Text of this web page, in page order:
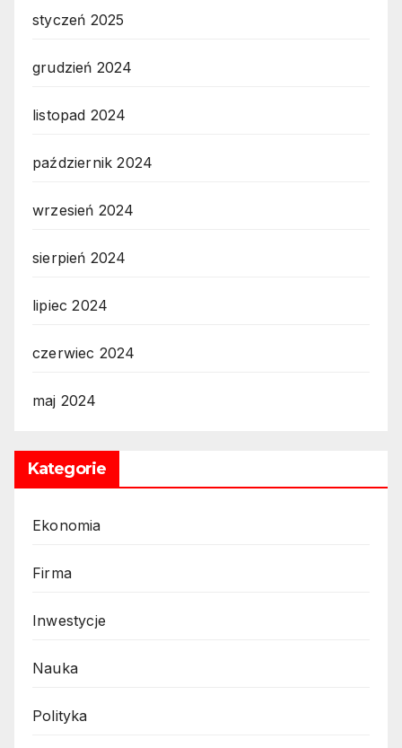
styczeń 2025
grudzień 2024
listopad 2024
październik 2024
wrzesień 2024
sierpień 2024
lipiec 2024
czerwiec 2024
maj 2024
Kategorie
Ekonomia
Firma
Inwestycje
Nauka
Polityka